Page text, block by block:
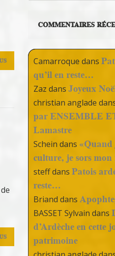
COMMENTAIRES
Camarroque dans
qu’il en reste…
Zaz dansJoyeux
christian anglade
par ENSEMBLE
Lamastre
Schein dans «Quand
culture, je sors mon
steffdansPatois
reste…
Briand dans
BASSET Sylvain dans
d’Ardèche en cette
patrimoine